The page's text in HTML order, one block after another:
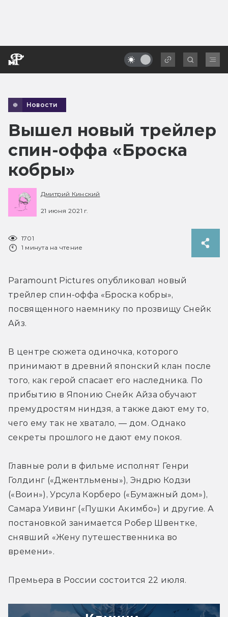
Новости
Вышел новый трейлер
спин-оффа «Броска
кобры»
Дмитрий Кинский
21 июня 2021 г.
1701
1 минута на чтение
Paramount Pictures опубликовал новый
трейлер спин-оффа «Броска кобры»,
посвященного наемнику по прозвищу Снейк
Айз.
В центре сюжета одиночка, которого
принимают в древний японский клан после
того, как герой спасает его наследника. По
прибытию в Японию Снейк Айза обучают
премудростям ниндзя, а также дают ему то,
чего ему так не хватало, — дом. Однако
секреты прошлого не дают ему покоя.
Главные роли в фильме исполнят Генри
Голдинг («Джентльмены»), Эндрю Кодзи
(«Воин»), Урсула Корберо («Бумажный дом»),
Самара Уивинг («Пушки Акимбо») и другие. А
постановкой занимается Робер Швентке,
снявший «Жену путешественника во
времени».
Премьера в России состоится 22 июля.